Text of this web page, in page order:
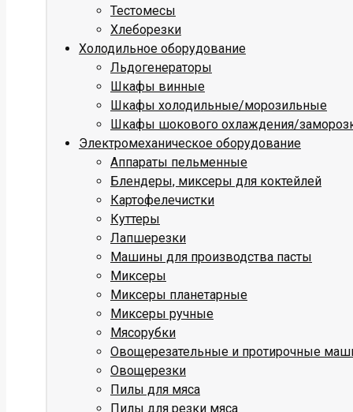
Тестомесы
Хлеборезки
Холодильное оборудование
Льдогенераторы
Шкафы винные
Шкафы холодильные/морозильные
Шкафы шокового охлаждения/
Электромеханическое оборудование
Аппараты пельменные
Блендеры, миксеры для коктейлей
Картофелечистки
Куттеры
Лапшерезки
Машины для производства пасты
Миксеры
Миксеры планетарные
Миксеры ручные
Мясорубки
Овощерезательные и протирочные
Овощерезки
Пилы для мяса
Пилы для резки мяса